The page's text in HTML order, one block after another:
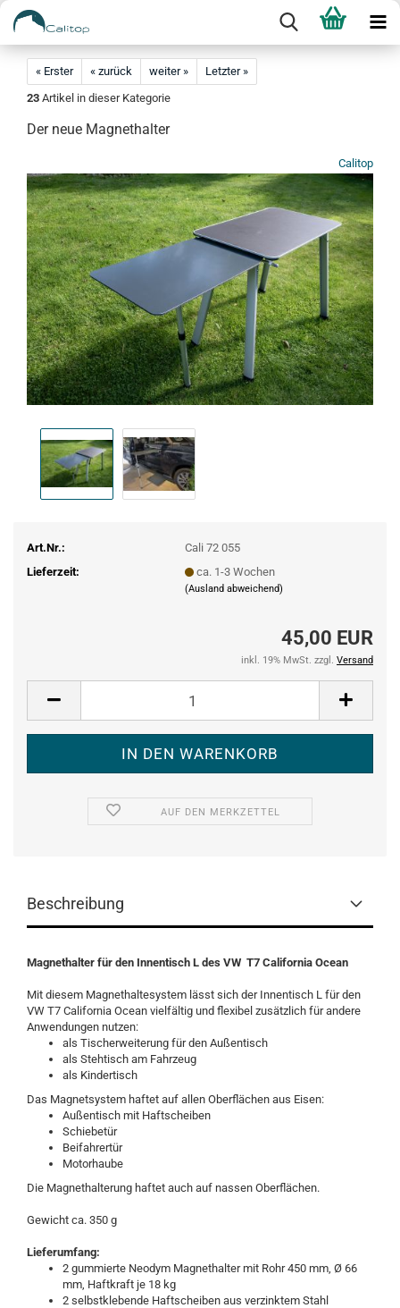
« Erster « zurück weiter »
Letzter »
23 Artikel in dieser Kategorie
Der neue Magnethalter
Calitop
Art.Nr.:
Cali 72 055
Lieferzeit:
ca. 1-3 Wochen
(Ausland abweichend)
45,00 EUR
inkl. 19% MwSt. zzgl. Versand
AUF DEN MERKZETTEL
Beschreibung
Magnethalter für den Innentisch L des VW T7 California Ocean
Mit diesem Magnethaltesystem lässt sich der Innentisch L für den
VW T7 California Ocean vielfältig und flexibel zusätzlich für andere
Anwendungen nutzen:
als Tischerweiterung für den Außentisch
als Stehtisch am Fahrzeug
als Kindertisch
Das Magnetsystem haftet auf allen Oberflächen aus Eisen:
Außentisch mit Haftscheiben
Schiebetür
Beifahrertür
Motorhaube
Die Magnethalterung haftet auch auf nassen Oberflächen.
Gewicht ca. 350 g
Lieferumfang:
2 gummierte Neodym Magnethalter mit Rohr 450 mm, Ø 66
mm, Haftkraft je 18 kg
2 selbstklebende Haftscheiben aus verzinktem Stahl